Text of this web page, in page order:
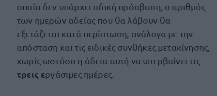
οποία δεν υπάρχει οδική πρόσβαση, ο αριθμός
των ημερών αδείας που θα λάβουν θα
εξετάζεται κατά περίπτωση, ανάλογα με την
απόσταση και τις ειδικές συνθήκες μετακίνησης,
χωρίς ωστόσο η άδεια αυτή να υπερβαίνει τις
τρεις εργάσιμες ημέρες.